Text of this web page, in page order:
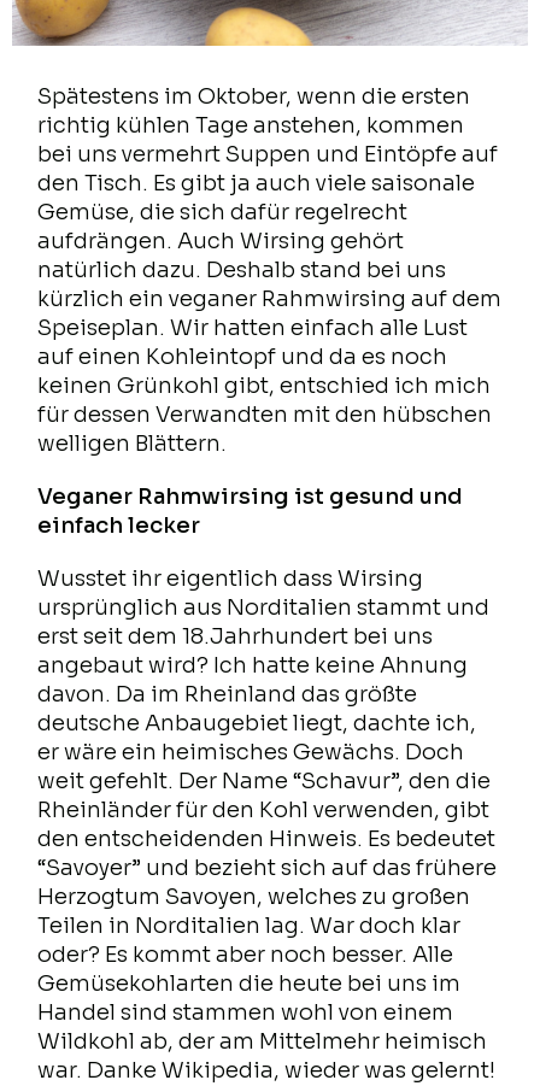
Spätestens im Oktober, wenn die ersten
richtig kühlen Tage anstehen, kommen
bei uns vermehrt Suppen und Eintöpfe auf
den Tisch. Es gibt ja auch viele saisonale
Gemüse, die sich dafür regelrecht
aufdrängen. Auch Wirsing gehört
natürlich dazu. Deshalb stand bei uns
kürzlich ein veganer Rahmwirsing auf dem
Speiseplan. Wir hatten einfach alle Lust
auf einen Kohleintopf und da es noch
keinen Grünkohl gibt, entschied ich mich
für dessen Verwandten mit den hübschen
welligen Blättern.
Veganer Rahmwirsing ist gesund und
einfach lecker
Wusstet ihr eigentlich dass Wirsing
ursprünglich aus Norditalien stammt und
erst seit dem 18.Jahrhundert bei uns
angebaut wird? Ich hatte keine Ahnung
davon. Da im Rheinland das größte
deutsche Anbaugebiet liegt, dachte ich,
er wäre ein heimisches Gewächs. Doch
weit gefehlt. Der Name “Schavur”, den die
Rheinländer für den Kohl verwenden, gibt
den entscheidenden Hinweis. Es bedeutet
“Savoyer” und bezieht sich auf das frühere
Herzogtum Savoyen, welches zu großen
Teilen in Norditalien lag. War doch klar
oder? Es kommt aber noch besser. Alle
Gemüsekohlarten die heute bei uns im
Handel sind stammen wohl von einem
Wildkohl ab, der am Mittelmehr heimisch
war. Danke Wikipedia, wieder was gelernt!